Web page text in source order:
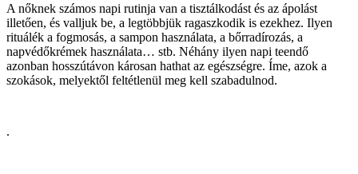
A nőknek számos napi rutinja van a tisztálkodást és az ápolást
illetően, és valljuk be, a legtöbbjük ragaszkodik is ezekhez. Ilyen
rituálék a fogmosás, a sampon használata, a bőrradírozás, a
napvédőkrémek használata… stb. Néhány ilyen napi teendő
azonban hosszútávon károsan hathat az egészségre. Íme, azok a
szokások, melyektől feltétlenül meg kell szabadulnod.
.